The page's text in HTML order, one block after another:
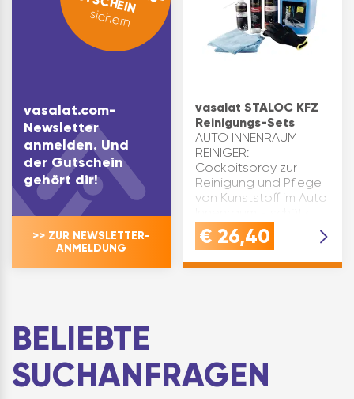
sichern
vasalat.com-
Newsletter
anmelden. Und
der Gutschein
gehört dir!
>> ZUR NEWSLETTER-
ANMELDUNG
vasalat STALOC KFZ
Reinigungs-Sets
AUTO INNENRAUM
REINIGER:
Cockpitspray zur
Reinigung und Pflege
von Kunststoff im Auto
vor vorzeitiger
Alterung &sorgt für
DuftREINIGUNGSMITTEL
€ 26,40
BELIEBTE
SUCHANFRAGEN